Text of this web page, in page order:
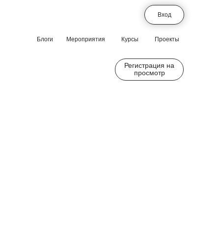
Курсы
Мероприятия Проекты
Блоги
Вход
Регистрация на
просмотр